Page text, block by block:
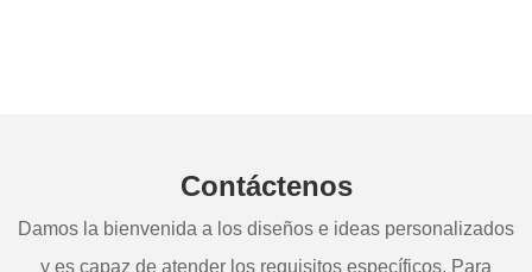
Contáctenos
Damos la bienvenida a los diseños e ideas personalizados
y es capaz de atender los requisitos específicos. Para